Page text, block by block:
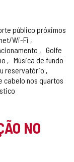
público próximos
Wi-Fi
Golfe
Música de fundo
reservatório
cabelo nos quartos
NO